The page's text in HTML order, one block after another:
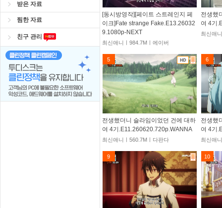
받은 자료
찜한 자료
친구 관리
[동시방영작][페이트 스트레인지 페
이크]Fate strange Fake.E13.26032
9.1080p-NEXT
최신애니ㅣ984.7Mㅣ에이버
전생했
여 4기
최신애
5
전생했더니 슬라임이었던 건에 대하
여 4기.E11.260620.720p.WANNA
최신애니ㅣ560.7Mㅣ다판다
6
전생했
여 4기
최신애
9 10